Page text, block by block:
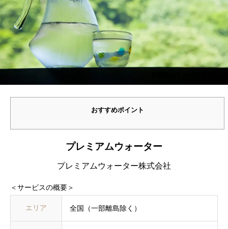
おすすめポイント
プレミアムウォーター
プレミアムウォーター株式会社
＜サービスの概要＞
エリア 全国（一部離島除く）